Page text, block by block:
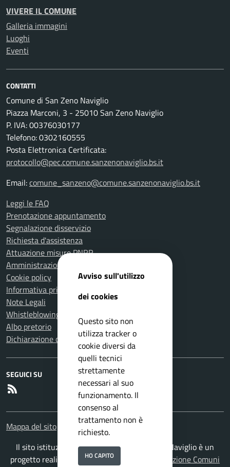
VIVERE IL COMUNE
Galleria immagini
Luoghi
Eventi
CONTATTI
Comune di San Zeno Naviglio
Piazza Marconi, 3 - 25010 San Zeno Naviglio
P. IVA: 00376030177
Telefono: 0302160555
Posta Elettronica Certificata:
protocollo@pec.comune.sanzenonaviglio.bs.it
Email:comune_sanzeno@comune.sanzenonaviglio.bs.it
Leggi le FAQ
Prenotazione appuntamento
Segnalazione disservizio
Richiesta d'assistenza
Attuazione misure PNRR
Amministrazione trasparente
Cookie policy
Informativa privacy
Note Legali
Whistleblowing
Albo pretorio
Dichiarazione di accessibilità
SEGUICI SU
Mappa del sito
Il sito istituzionale del Comune di San Zeno Naviglio è un
progetto realizzato daISWEB S.p.A.
Soluzione Comuni
Avviso sull'utilizzo
dei cookies
Questo sito non
utilizza tracker o
cookie diversi da
quelli tecnici
strettamente
necessari al suo
funzionamento. Il
consenso al
trattamento non è
richiesto.
HO CAPITO